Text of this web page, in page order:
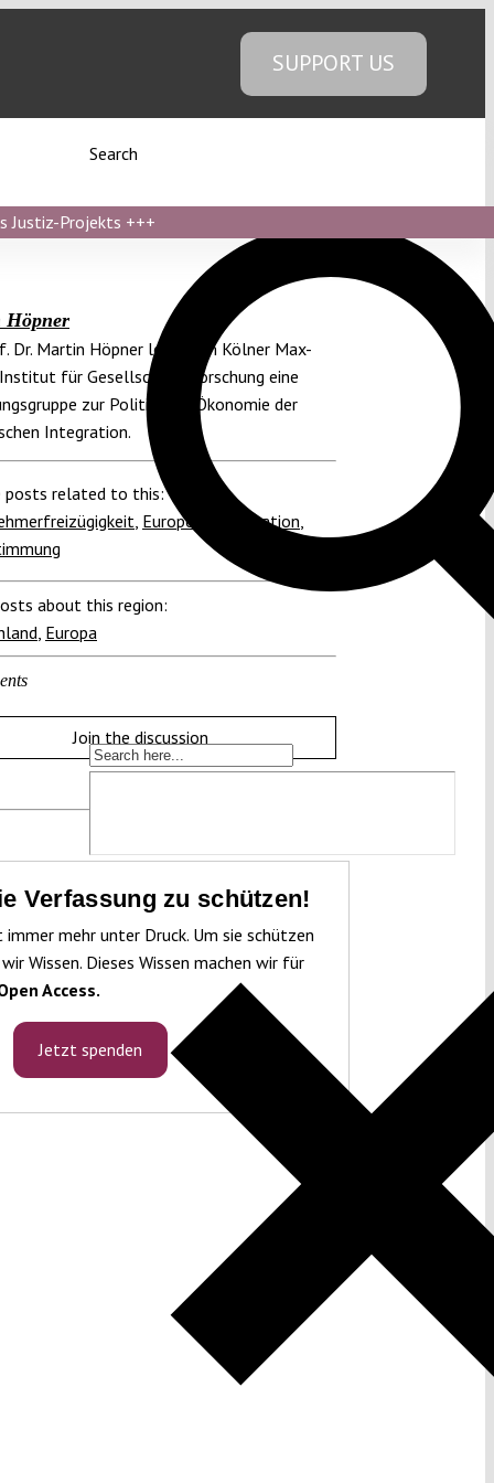
SUPPORT US
Search
Justiz-Projekts +++
Höpner
Dr. Martin Höpner leitet am Kölner Max-
für Gesellschaftsforschung eine
zur Politischen Ökonomie der
Integration.
posts related to this:
European Integration
about this region:
Europa
Join the discussion
Verfassung zu schützen!
immer mehr unter Druck. Um sie schützen
Wissen. Dieses Wissen machen wir für
Access.
Jetzt spenden